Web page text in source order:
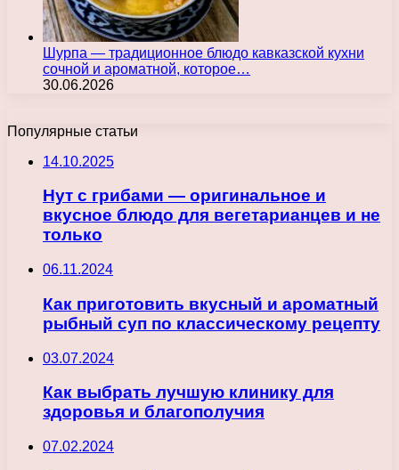
Шурпа — традиционное блюдо кавказской кухни
сочной и ароматной, которое…
30.06.2026
Популярные статьи
14.10.2025
Нут с грибами — оригинальное и
вкусное блюдо для вегетарианцев и не
только
06.11.2024
Как приготовить вкусный и ароматный
рыбный суп по классическому рецепту
03.07.2024
Как выбрать лучшую клинику для
здоровья и благополучия
07.02.2024